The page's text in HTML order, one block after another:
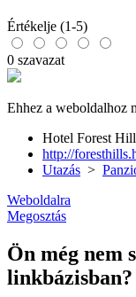
Értékelje (1-5)
0 szavazat
Ehhez a weboldalhoz
Hotel Forest
http://
Utazás >
Weboldalra
Megosztás
Ön még nem
linkbázisban?